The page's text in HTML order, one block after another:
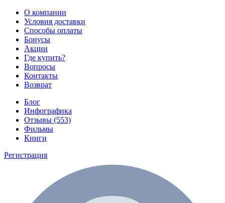
О компании
Условия доставки
Способы оплаты
Бонусы
Акции
Где купить?
Вопросы
Контакты
Возврат
Блог
Инфографика
Отзывы (553)
Фильмы
Книги
Регистрация